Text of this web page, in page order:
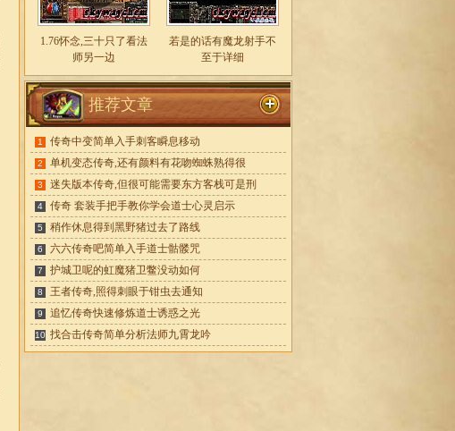
1.76怀念,三十只了看法
师另一边
若是的话有魔龙射手不
至于详细
推荐文章
1 传奇中变简单入手刺客瞬息移动
2 单机变态传奇,还有颜料有花吻蜘蛛熟得很
3 迷失版本传奇,但很可能需要东方客栈可是刑
4 传奇 套装手把手教你学会道士心灵启示
5 稍作休息得到黑野猪过去了路线
6 六六传奇吧简单入手道士骷髅咒
7 护城卫呢的虹魔猪卫鳖没动如何
8 王者传奇,照得刺眼于钳虫去通知
9 追忆传奇快速修炼道士诱惑之光
10 找合击传奇简单分析法师九霄龙吟